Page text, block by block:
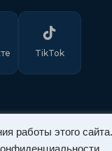
работы этого сайта.
TikTok